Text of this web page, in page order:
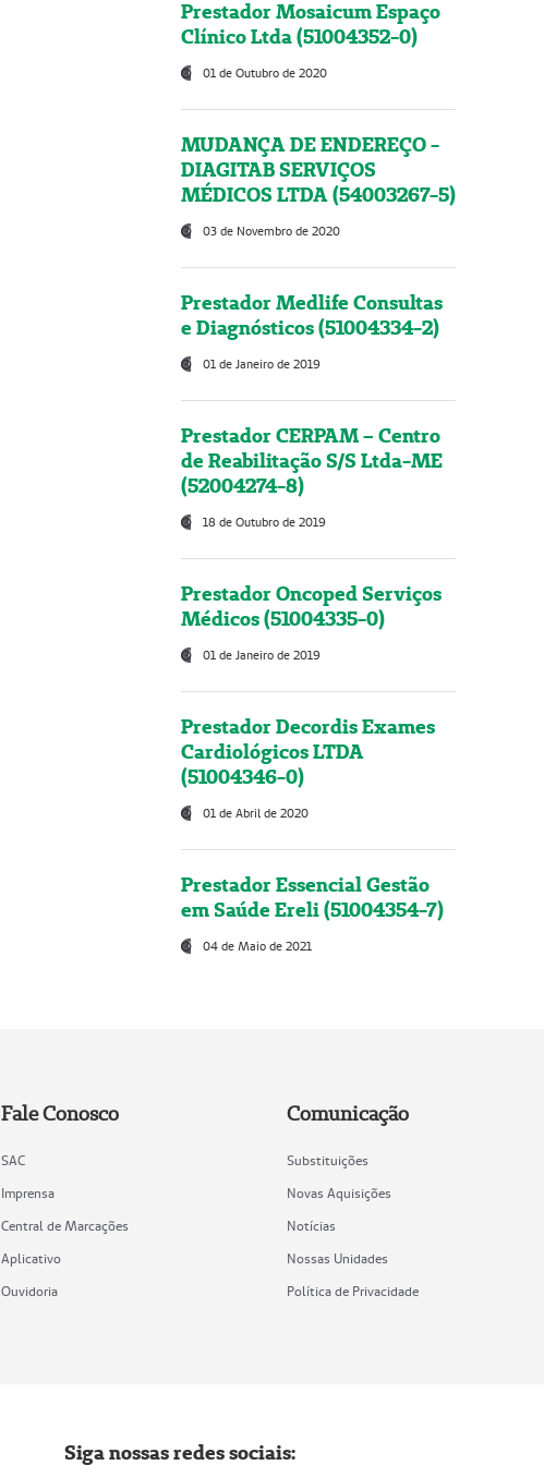
Prestador Mosaicum Espaço
Clínico Ltda (51004352-0)
01 de Outubro de 2020
MUDANÇA DE ENDEREÇO -
DIAGITAB SERVIÇOS
MÉDICOS LTDA (54003267-5)
03 de Novembro de 2020
Prestador Medlife Consultas
e Diagnósticos (51004334-2)
01 de Janeiro de 2019
Prestador CERPAM – Centro
de Reabilitação S/S Ltda-ME
(52004274-8)
18 de Outubro de 2019
Prestador Oncoped Serviços
Médicos (51004335-0)
01 de Janeiro de 2019
Prestador Decordis Exames
Cardiológicos LTDA
(51004346-0)
01 de Abril de 2020
Prestador Essencial Gestão
em Saúde Ereli (51004354-7)
04 de Maio de 2021
Fale Conosco
SAC
Imprensa
Central de Marcações
Aplicativo
Ouvidoria
Comunicação
Substituições
Novas Aquisições
Notícias
Nossas Unidades
Política de Privacidade
Siga nossas redes sociais: